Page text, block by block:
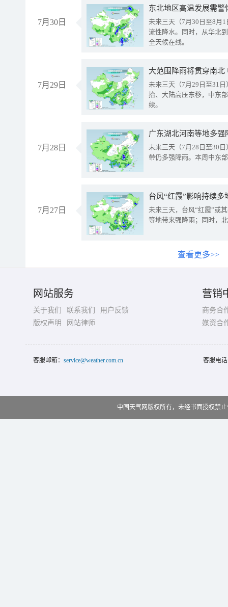
7月30日
东北地区高温发展需
未来三天（7月30日至8月
流性降水。同时，从华北
全天候在线。
7月29日
大范围降雨将贯穿南
未来三天（7月29日至31
抬、大陆高压东移，中东
续。
7月28日
广东湖北河南等地多
未来三天（7月28日至30
带仍多强降雨。本周中东
7月27日
台风“红霞”影响持续
未来三天，台风“红霞”或
等地带来强降雨；同时，
查看更多>>
网站服务
关于我们 联系我们
用户反馈
版权声明
网站律师
营销
商务合
媒资合
客服邮箱： service@weather.com.cn 客服电
中国天气网版权所有，未经书面授权